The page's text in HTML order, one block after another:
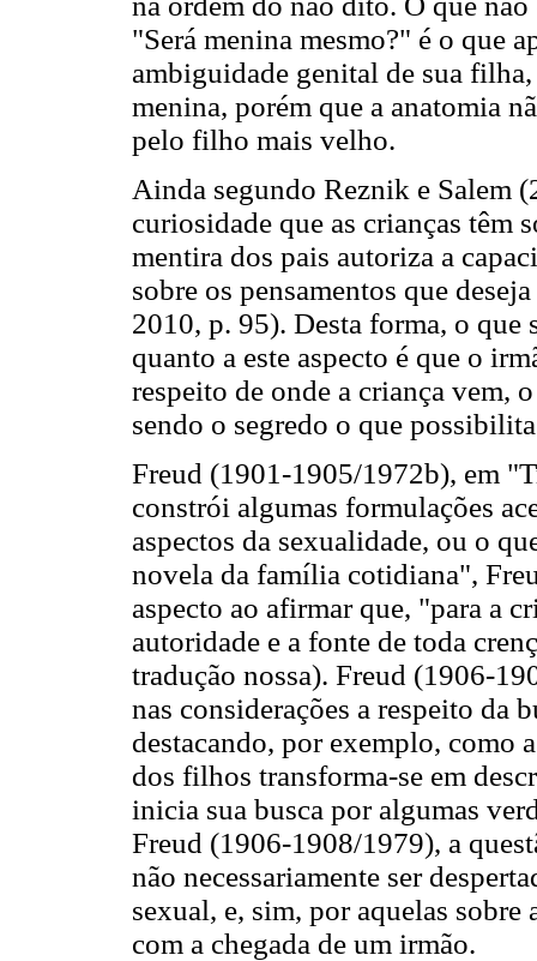
"Será menina mesmo?" é o que
ambiguidade genital de sua
menina, porém que a anatomia
pelo filho mais velho.
Ainda segundo Reznik e Salem
curiosidade que as crianças têm
mentira dos pais autoriza a
sobre os pensamentos que
2010, p. 95). Desta forma, o que
quanto a este aspecto é que o
respeito de onde a criança vem,
sendo o segredo o que
Freud (1901-1905/1972b), em
constrói algumas formulações
aspectos da sexualidade, ou o
novela da família cotidiana",
aspecto ao afirmar que, "para a
autoridade e a fonte de toda
tradução nossa). Freud (1906-
nas considerações a respeito da
destacando, por exemplo, como
dos filhos transforma-se em
inicia sua busca por algumas
Freud (1906-1908/1979), a
não necessariamente ser
sexual, e, sim, por aquelas sobre
com a chegada de um irmão.